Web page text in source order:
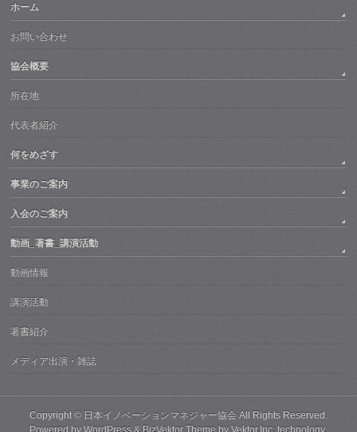
ホーム
お問い合わせ
協会概要
所在地
代表者紹介
何をめざす
事業のご案内
入会のご案内
動画_著書_講演活動
動画情報
講演活動
著書紹介
メディア出演・雑誌
Copyright © 日本イノベーションマネジャー協会All Rights Reserved.
Powered byWordPress & BizVektor Theme by Vektor,Inc. technology.